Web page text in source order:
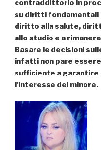
contraddittorio in
su diritti fondamentali
diritto alla salute,
allo studio e a
Basare le decisioni
infatti non pare
sufficiente a garantire
l’interesse del minore.